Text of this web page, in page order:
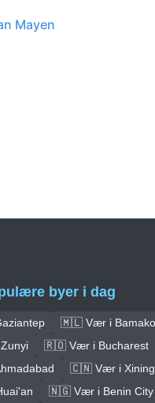
Mayen
byer i dag
🇲🇱 Vær i Bamako
🇷🇴 Vær i Bucharest
🇨🇳 Vær i Xining
🇳🇬 Vær i Benin City